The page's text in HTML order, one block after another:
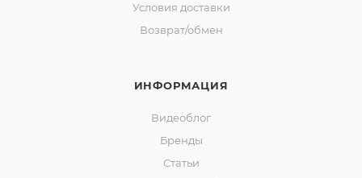
Условия доставки
Возврат/обмен
ИНФОРМАЦИЯ
Видеоблог
Бренды
Статьи